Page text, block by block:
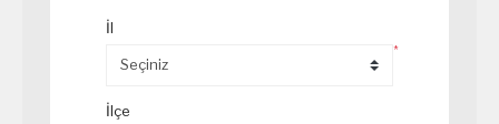
İl
*
İlçe